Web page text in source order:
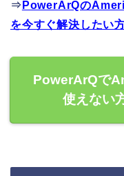
⇒ PowerArQの
を今すぐ解決したい
PowerArQで
使えない